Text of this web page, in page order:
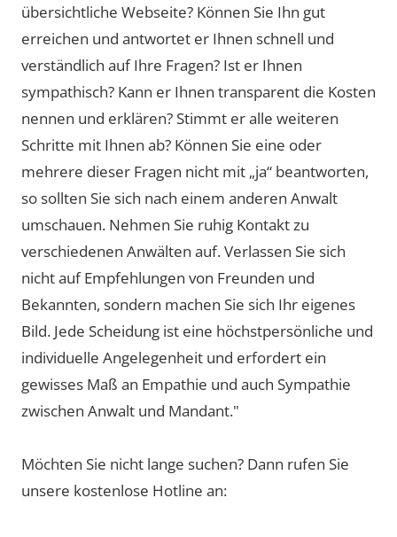
übersichtliche Webseite? Können Sie Ihn gut
erreichen und antwortet er Ihnen schnell und
verständlich auf Ihre Fragen? Ist er Ihnen
sympathisch? Kann er Ihnen transparent die Kosten
nennen und erklären? Stimmt er alle weiteren
Schritte mit Ihnen ab? Können Sie eine oder
mehrere dieser Fragen nicht mit „ja“ beantworten,
so sollten Sie sich nach einem anderen Anwalt
umschauen. Nehmen Sie ruhig Kontakt zu
verschiedenen Anwälten auf. Verlassen Sie sich
nicht auf Empfehlungen von Freunden und
Bekannten, sondern machen Sie sich Ihr eigenes
Bild. Jede Scheidung ist eine höchstpersönliche und
individuelle Angelegenheit und erfordert ein
gewisses Maß an Empathie und auch Sympathie
zwischen Anwalt und Mandant."
Möchten Sie nicht lange suchen? Dann rufen Sie
unsere kostenlose Hotline an: